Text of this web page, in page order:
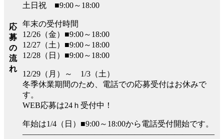
応
募
の
流
れ
土日祝 ■9:00～18:00
年末の受付時間
12/26（金）■9:00～18:00
12/27（土）■9:00～18:00
12/28（日）■9:00～18:00
12/29（月）～ 1/3（土）
冬季休業期間のため、電話での応募受付はお休みで
す。
WEB応募は24ｈ受付中！
年始は1/4（日）■9:00～18:00から電話受付開始です。
――――――――――――――――――――――――